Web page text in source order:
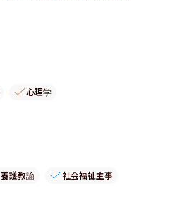
心理学
養護教諭 社会福祉主事